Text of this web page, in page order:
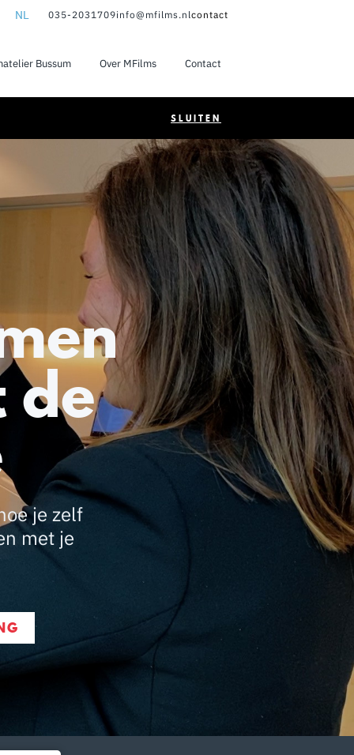
NL 035-2031709info@mfilms.nlcontact
Bussum Over MFilms Contact
SLUITEN
de
je zelf
met je